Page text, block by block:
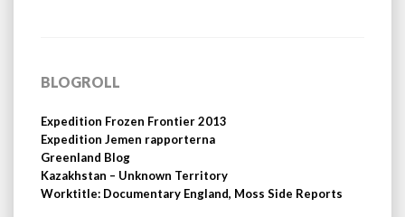
BLOGROLL
Expedition Frozen Frontier 2013
Expedition Jemen rapporterna
Greenland Blog
Kazakhstan – Unknown Territory
Worktitle: Documentary England, Moss Side Reports